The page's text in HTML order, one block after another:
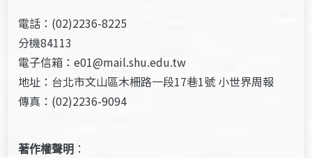
電話：(02)2236-8225
分機84113
電子信箱：e01@mail.shu.edu.tw
地址：台北市文山區木柵路一段17巷1號 小世界周報
傳真：(02)2236-9094
著作權聲明 ：